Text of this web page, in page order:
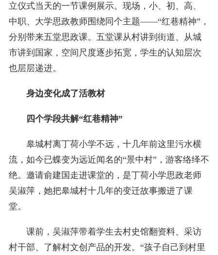
立仪式当天的一节课例展示。现场，小、初、高、
中职、大学思政教师围绕同个主题——“红巷精神”，
分别带来五堂思政课。五堂课从村讲到街道、从城
市讲到国家，空间尺度逐步拓宽，学生的认知层次
也层层递进。
身边变化成了活教材
四个学段共解“红巷精神”
皋城村离丁荷小学不远，十几年前这里污水横
流，如今已蝶变为远近闻名的“景中村”，游客络绎不
绝。邀请俞建国走进课堂的，是丁荷小学思政老师
吴淑萍，她把皋城村十几年的变迁故事搬进了课
堂。
课前，吴淑萍带着学生去村史馆翻资料、采访
村干部、了解村文创产品的开发。“孩子自己到村里